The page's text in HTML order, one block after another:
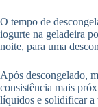
O tempo de
iogurte na geladeira
noite, para uma
Após descongelado,
consistência mais
líquidos e solidificar a